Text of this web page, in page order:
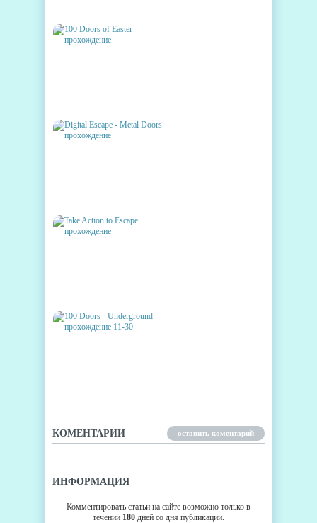
КОМЕНТАРИИ оставить коментарий
ИНФОРМАЦИЯ
Комментировать статьи на сайте возможно только в
течении 180 дней со дня публикации.